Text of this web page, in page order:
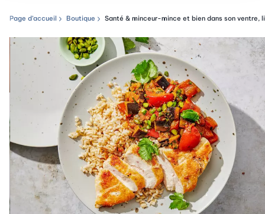
Chemin de navigation
Page d’accueil Boutique Santé & minceur-mince et bien dans son ventre,